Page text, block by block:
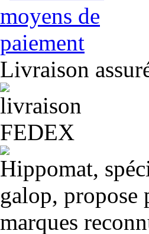
Livraison
Hippomat,
galop, propose
marques